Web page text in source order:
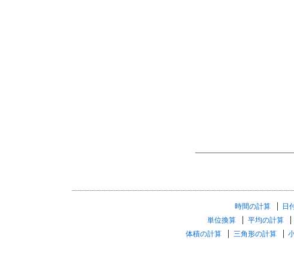
時間の計算 日
単位換算
平均の計算
体積の計算
三角形の計算